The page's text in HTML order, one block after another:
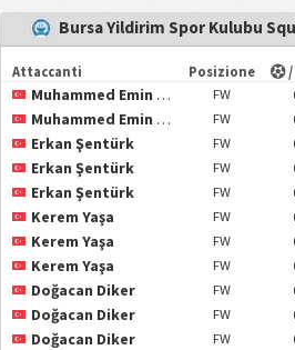
Bursa Yildirim Spor Kulubu
Attaccanti Posizione /
Muhammed Emin Bektaş FW
Muhammed Emin Bektaş
FW
Erkan Şentürk
FW
Erkan Şentürk
FW
Erkan Şentürk
FW
Kerem Yaşa
FW
Kerem Yaşa
FW
Kerem Yaşa
FW
Doğacan Diker
FW
Doğacan Diker
FW
Doğacan Diker
FW